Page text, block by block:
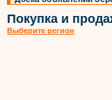
Покупка и
Выберите регион